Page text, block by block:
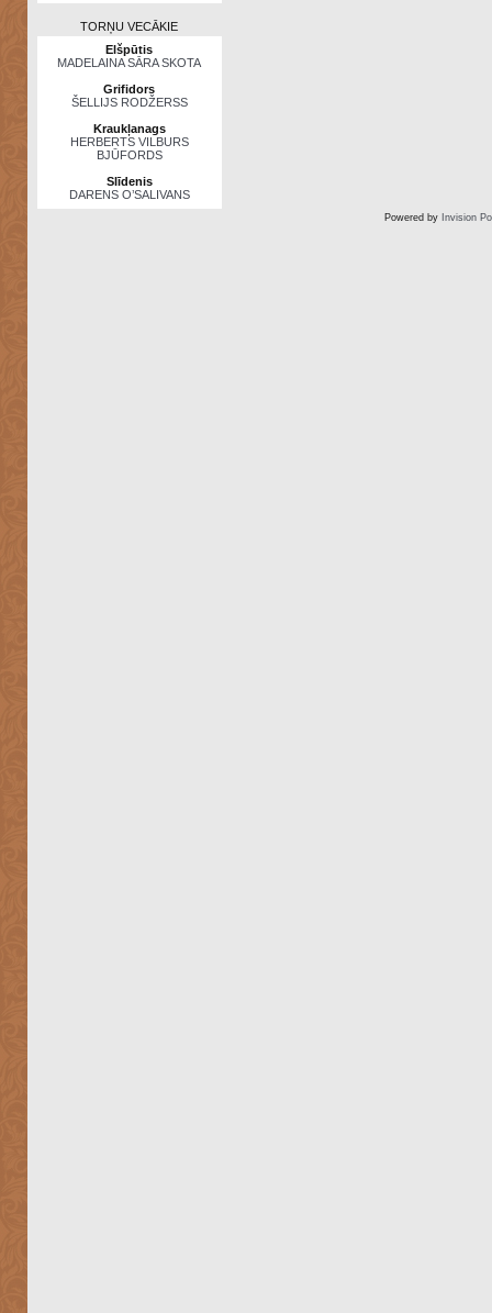
TORŅU VECĀKIE
Elšpūtis
MADELAINA SĀRA SKOTA
Grifidors
ŠELLIJS RODŽERSS
Kraukļanags
HERBERTS VILBURS
BJŪFORDS
Slīdenis
DARENS O’SALIVANS
Powered by Invision